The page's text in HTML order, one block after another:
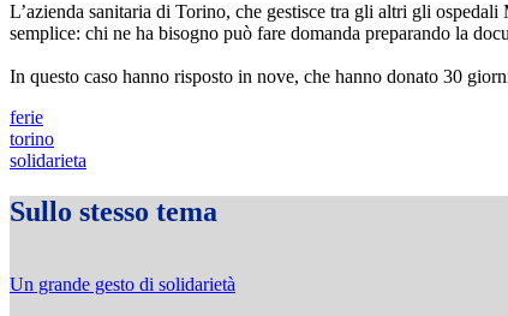
L’azienda sanitaria di Torino, che gestisce tra gli altri gli
semplice: chi ne ha bisogno può fare domanda preparando la
In questo caso hanno risposto in nove, che hanno donato 30
ferie
torino
solidarieta
Sullo stesso tema
Un grande gesto di solidarietà